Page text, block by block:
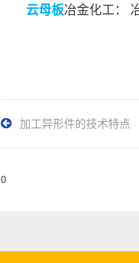
云母板冶金化工：
加工异形件的技术特点
0